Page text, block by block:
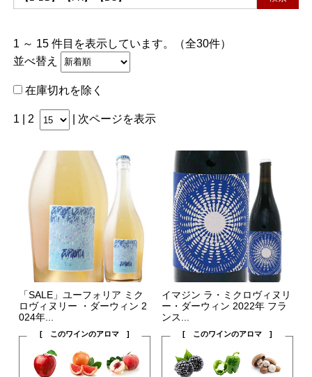
1 ～ 15 件目を表示しています。（全30件）
並べ替え
在庫切れを除く
1 | 2 次ページを表示
「SALE」ユーフォリア ミク
ロヴィヌリー ・ダーウィン 2
024年...
[ このワインのアロマ ]
イマジン ラ・ミクロヴィヌリ
ー・ダーウィン 2022年 フラ
ンス...
[ このワインのアロマ ]